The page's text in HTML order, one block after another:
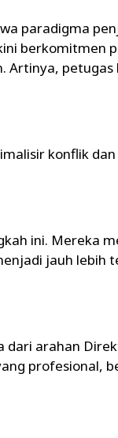
paradigma
berkomitmen
Artinya, petugas
konflik
ini. Mereka
jauh lebih
dari arahan
profesional,